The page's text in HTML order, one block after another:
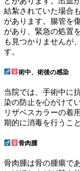
結紮されていた場合
があります。腸管を
があり、緊急の処置
も見つかりませんが
す。
術中、術後の感染
当院では、手術中に
染の防止を心がけて
リザベスカラーの着
期的に消毒を行うこ
骨肉腫
骨肉腫は骨の腫瘍で